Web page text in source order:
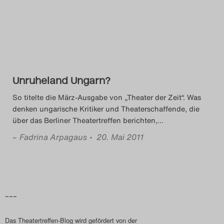
2015
Das Theatertreffen-Blog
2016
Das Theatertreffen-Blog
2018
Unruheland Ungarn?
So titelte die März-Ausgabe von „Theater der Zeit“. Was
denken ungarische Kritiker und Theaterschaffende, die
über das Berliner Theatertreffen berichten,…
– Fadrina Arpagaus • 20. Mai 2011
–––
Das Theatertreffen-Blog wird gefördert von der